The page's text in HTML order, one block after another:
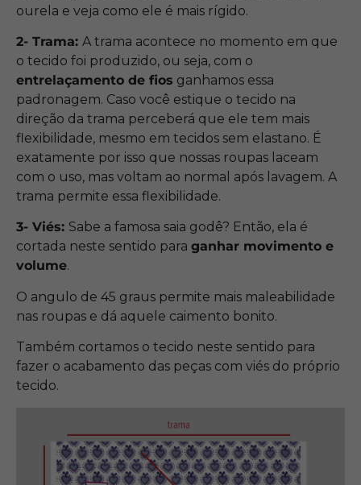
ourela e veja como ele é mais rígido.
2- Trama: A trama acontece no momento em que
o tecido foi produzido, ou seja, com o
entrelaçamento de fios ganhamos essa
padronagem. Caso você estique o tecido na
direção da trama perceberá que ele tem mais
flexibilidade, mesmo em tecidos sem elastano. É
exatamente por isso que nossas roupas laceam
com o uso, mas voltam ao normal após lavagem. A
trama permite essa flexibilidade.
3- Viés: Sabe a famosa saia godê? Então, ela é
cortada neste sentido para ganhar movimento e
volume.
O angulo de 45 graus permite mais maleabilidade
nas roupas e dá aquele caimento bonito.
Também cortamos o tecido neste sentido para
fazer o acabamento das peças com viés do próprio
tecido.